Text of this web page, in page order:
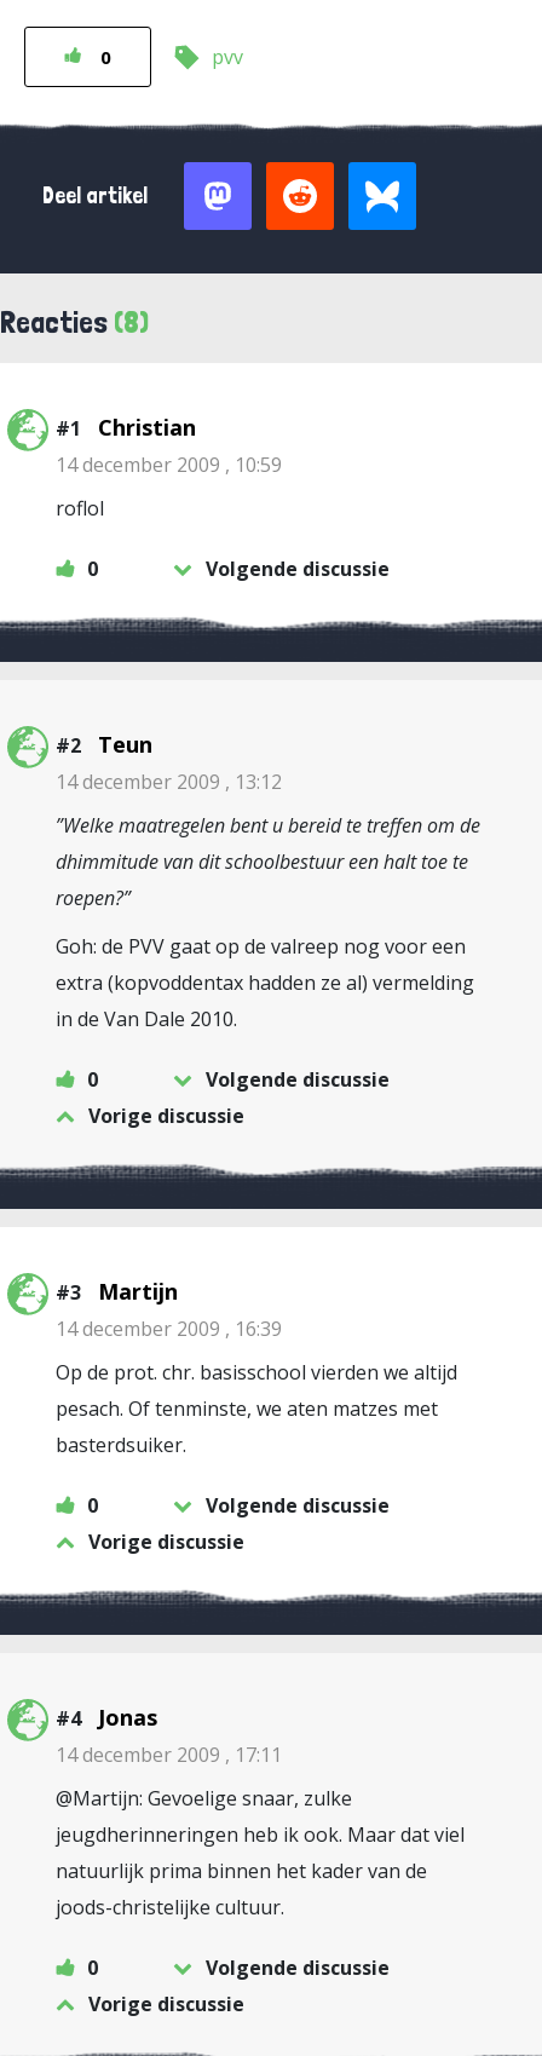
0 pvv
Deel artikel
Reacties (8)
#1 Christian
14 december 2009 , 10:59
roflol
0 Volgende discussie
#2 Teun
14 december 2009 , 13:12
”Welke maatregelen bent u bereid te treffen om de
dhimmitude van dit schoolbestuur een halt toe te
roepen?”
Goh: de PVV gaat op de valreep nog voor een
extra (kopvoddentax hadden ze al) vermelding
in de Van Dale 2010.
0
Volgende discussie
Vorige discussie
#3 Martijn
14 december 2009 , 16:39
Op de prot. chr. basisschool vierden we altijd
pesach. Of tenminste, we aten matzes met
basterdsuiker.
0
Volgende discussie
Vorige discussie
#4 Jonas
14 december 2009 , 17:11
@Martijn: Gevoelige snaar, zulke
jeugdherinneringen heb ik ook. Maar dat viel
natuurlijk prima binnen het kader van de
joods-christelijke cultuur.
0
Volgende discussie
Vorige discussie